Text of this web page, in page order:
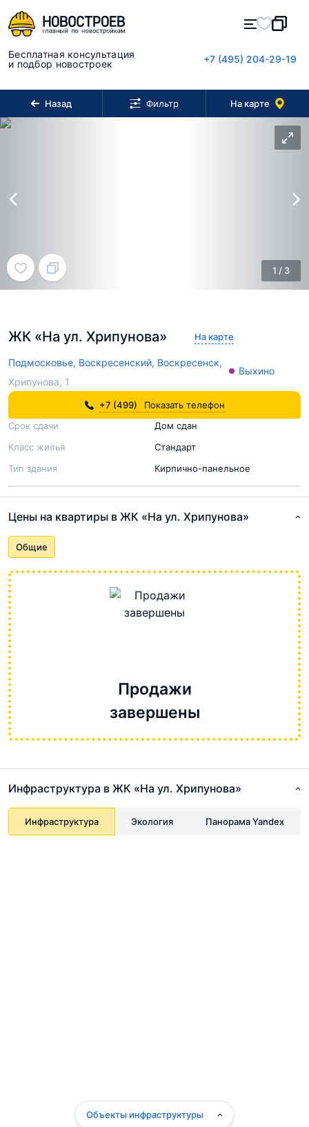
Бесплатная консультация
и подбор новостроек
+7 (495) 204-29-19
Назад Фильтр На карте
ЖК «На ул. Хрипунова» На карте
Подмосковье, Воскресенский, Воскресенск,
Хрипунова, 1
Выхино
1 / 3
Срок сдачи
Дом сдан
Класс жилья
Стандарт
Тип здания
Кирпично-панельное
+7 (499) Показать телефон
Цены на квартиры в ЖК «На ул. Хрипунова»
Общие
Продажи
завершены
Инфраструктура в ЖК «На ул. Хрипунова»
Инфраструктура Экология Панорама Yandex
Объекты инфраструктуры